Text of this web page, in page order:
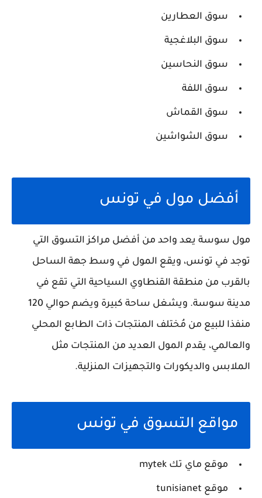
سوق العطارين
سوق البلاغجية
سوق النحاسين
سوق اللفة
سوق القماش
سوق الشواشين
أفضل مول في تونس
مول سوسة يعد واحد من أفضل مراكز التسوق التي
توجد في تونس، ويقع المول في وسط جهة الساحل
بالقرب من منطقة القنطاوي السياحية التي تقع في
مدينة سوسة. ويشغل ساحة كبيرة ويضم حوالي 120
منفذا للبيع من مُختلف المنتجات ذات الطابع المحلي
والعالمي، يقدم المول العديد من المنتجات مثل
الملابس والديكورات والتجهيزات المنزلية.
مواقع التسوق في تونس
موقع ماي تك mytek
موقع tunisianet